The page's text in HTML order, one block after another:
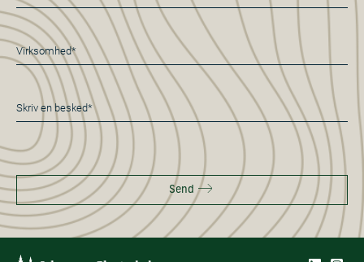
*
Virksomhed*
*
Besked
*
Send